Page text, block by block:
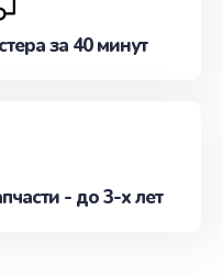
за 40 минут
- до 3-х лет